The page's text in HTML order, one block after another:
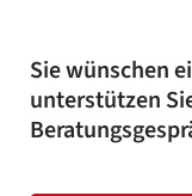
Sie wünschen
unterstützen